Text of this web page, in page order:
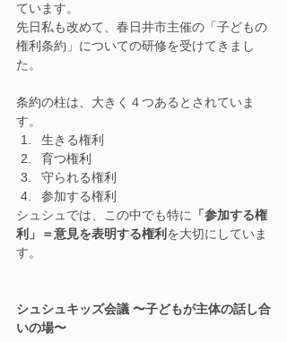
ています。
先日私も改めて、春日井市主催の「子どもの
権利条約」についての研修を受けてきまし
た。
条約の柱は、大きく４つあるとされていま
す。
生きる権利
育つ権利
守られる権利
参加する権利
シュシュでは、この中でも特に
「参加する権
利」＝意見を表明する権利 を大切にしていま
す。
シュシュキッズ会議 〜子どもが主体の話し合
いの場〜